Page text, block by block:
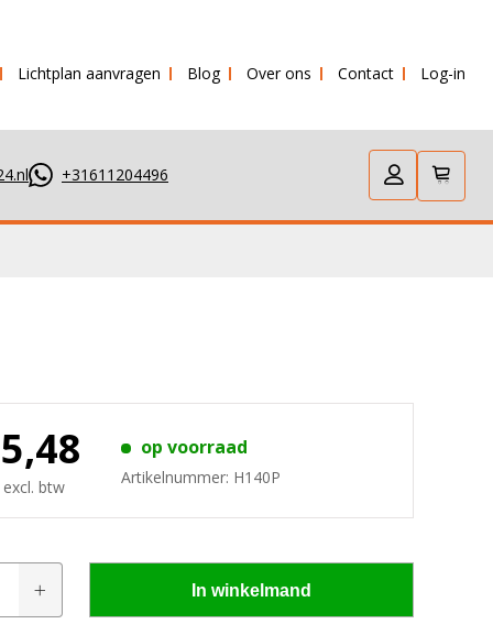
dag verstuurd!
Lichtplan aanvragen Blog Over ons Contact Log-in
+31611204496
btw
op voorraad
Artikelnummer: H140P
In winkelmand